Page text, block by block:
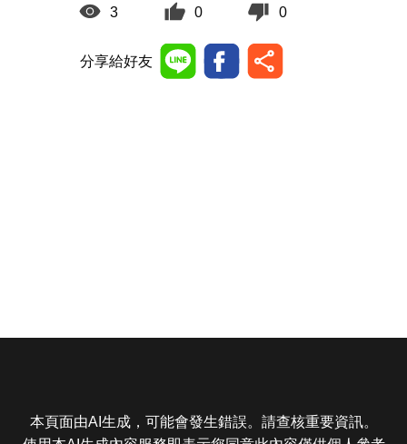
3 0 0
分享給好友
本頁面由AI生成，可能會發生錯誤。請查核重要資訊。